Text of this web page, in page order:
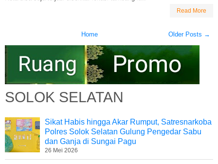
Read More
Older Posts →
Home
SOLOK SELATAN
Sikat Habis hingga Akar Rumput, Satresnarkoba
Polres Solok Selatan Gulung Pengedar Sabu
dan Ganja di Sungai Pagu
26 Mei 2026